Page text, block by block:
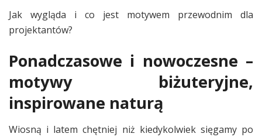
Jak wygląda i co jest motywem przewodnim dla
projektantów?
Ponadczasowe i nowoczesne –
motywy biżuteryjne,
inspirowane naturą
Wiosną i latem chętniej niż kiedykolwiek sięgamy po